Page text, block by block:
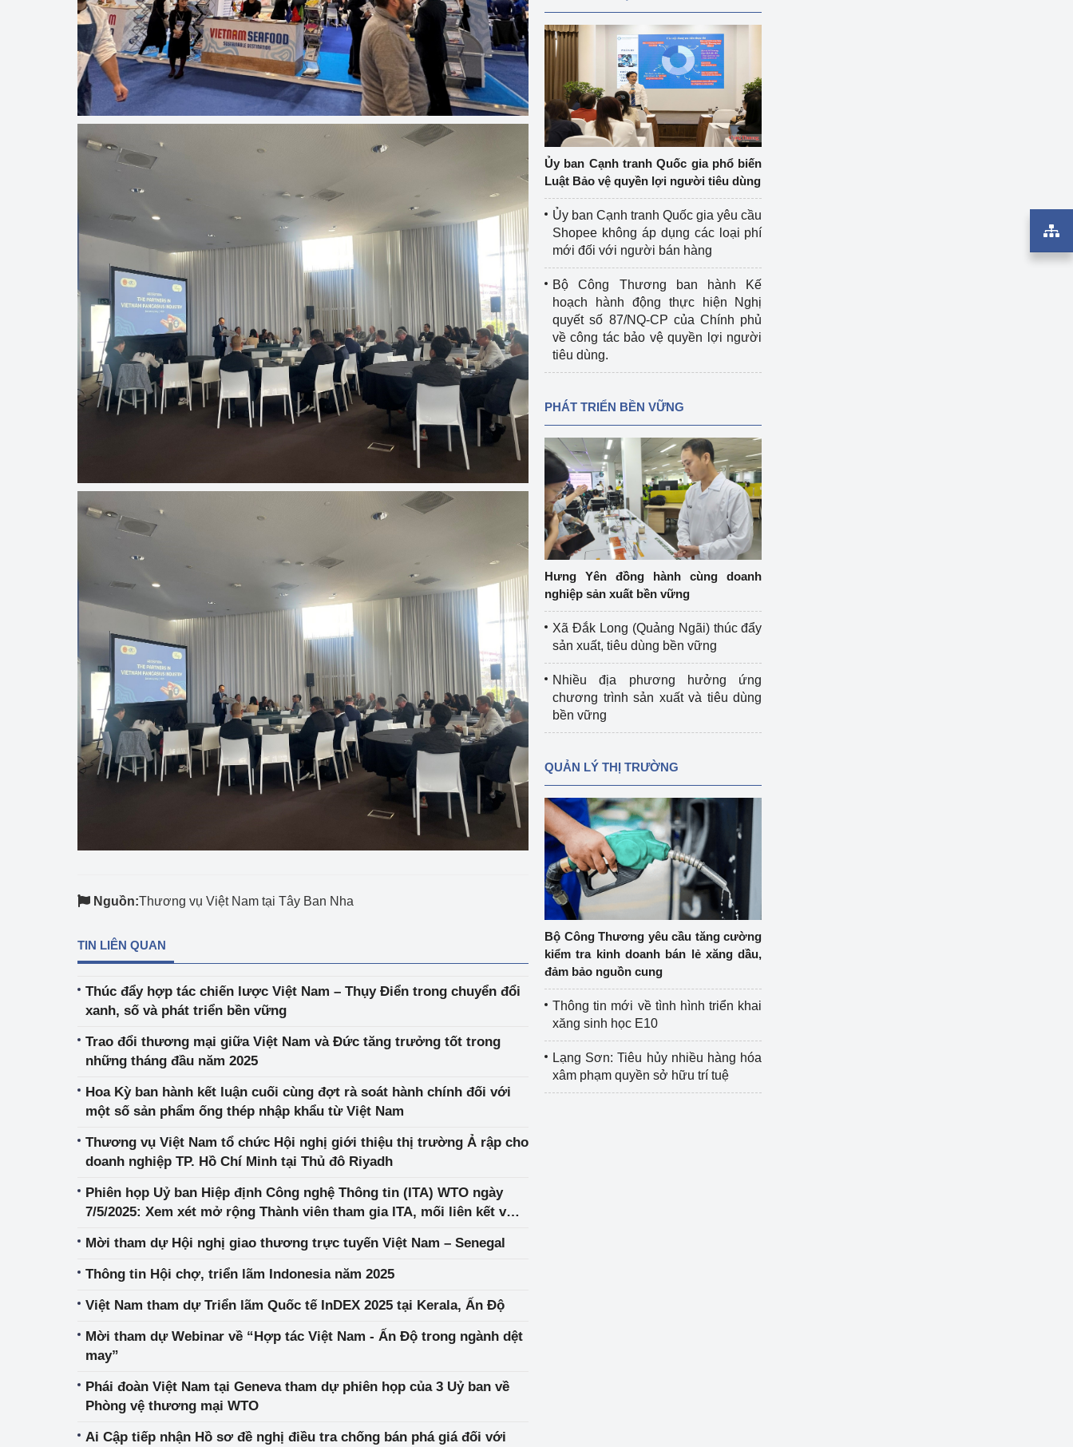
Nguồn:Thương vụ Việt Nam tại Tây Ban Nha
TIN LIÊN QUAN
Thúc đẩy hợp tác chiến lược Việt Nam – Thụy Điển trong chuyển đổi
xanh, số và phát triển bền vững
Trao đổi thương mại giữa Việt Nam và Đức tăng trưởng tốt trong
những tháng đầu năm 2025
Hoa Kỳ ban hành kết luận cuối cùng đợt rà soát hành chính đối với
một số sản phẩm ống thép nhập khẩu từ Việt Nam
Thương vụ Việt Nam tổ chức Hội nghị giới thiệu thị trường Ả rập cho
doanh nghiệp TP. Hồ Chí Minh tại Thủ đô Riyadh
Phiên họp Uỷ ban Hiệp định Công nghệ Thông tin (ITA) WTO ngày
7/5/2025: Xem xét mở rộng Thành viên tham gia ITA, mối liên kết với
Mời tham dự Hội nghị giao thương trực tuyến Việt Nam – Senegal
Thông tin Hội chợ, triển lãm Indonesia năm 2025
Việt Nam tham dự Triển lãm Quốc tế InDEX 2025 tại Kerala, Ấn Độ
Mời tham dự Webinar về “Hợp tác Việt Nam - Ấn Độ trong ngành dệt
may”
Phái đoàn Việt Nam tại Geneva tham dự phiên họp của 3 Uỷ ban về
Phòng vệ thương mại WTO
Ai Cập tiếp nhận Hồ sơ đề nghị điều tra chống bán phá giá đối với
Ủy ban Cạnh tranh Quốc gia phổ biến
Luật Bảo vệ quyền lợi người tiêu dùng
Ủy ban Cạnh tranh Quốc gia yêu cầu
Shopee không áp dụng các loại phí
mới đối với người bán hàng
Bộ Công Thương ban hành Kế
hoạch hành động thực hiện Nghị
quyết số 87/NQ-CP của Chính phủ
về công tác bảo vệ quyền lợi người
tiêu dùng.
PHÁT TRIỂN BỀN VỮNG
Hưng Yên đồng hành cùng doanh
nghiệp sản xuất bền vững
Xã Đắk Long (Quảng Ngãi) thúc đẩy
sản xuất, tiêu dùng bền vững
Nhiều địa phương hưởng ứng
chương trình sản xuất và tiêu dùng
bền vững
QUẢN LÝ THỊ TRƯỜNG
Bộ Công Thương yêu cầu tăng cường
kiểm tra kinh doanh bán lẻ xăng dầu,
đảm bảo nguồn cung
Thông tin mới về tình hình triển khai
xăng sinh học E10
Lạng Sơn: Tiêu hủy nhiều hàng hóa
xâm phạm quyền sở hữu trí tuệ